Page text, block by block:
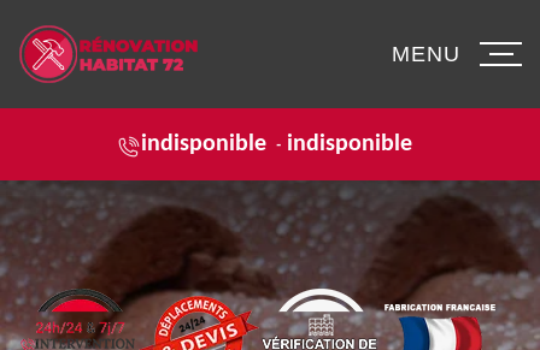
indisponible - indisponible
MENU